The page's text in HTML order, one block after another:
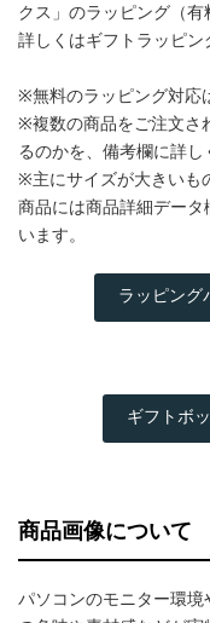
クス」のラッピング（有
詳しくはギフトラッピン
※無料のラッピング対応
※複数の商品をご注文さ
るのかを、備考欄に詳し
※主にサイズが大きいも
商品には商品詳細デー
います。
ラッピング
ギフトボ
商品画像について
パソコンのモニター環